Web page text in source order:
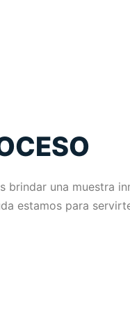
brindar una muestra
estamos para